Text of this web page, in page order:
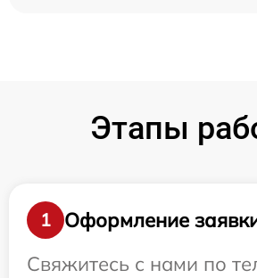
Этапы
1
Оформление
Свяжитесь с нами по